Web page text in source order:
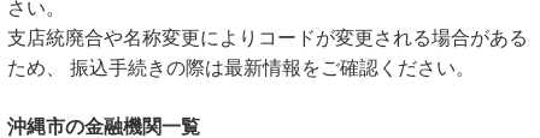
さい。
支店統廃合や名称変更によりコードが変更される場合がある
ため、 振込手続きの際は最新情報をご確認ください。
沖縄市の金融機関一覧